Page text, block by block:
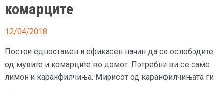
комарците
12/04/2018
Постои едноставен и ефикасен начин да се ослободите
од мувите и комарците во домот. Потребни ви се само
лимон и каранфилчиња. Мирисот од каранфилчињата ги
…